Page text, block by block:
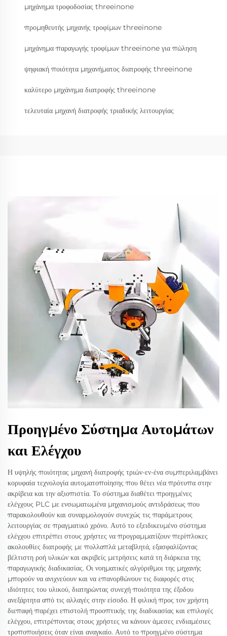
μηχάνημα τροφοδοσίας threeinone
προμηθευτής μηχανής τροφίμων threeinone
μηχάνημα παραγωγής τροφίμων threeinone για πώληση
ψηφιακή ποιότητα μηχανήματος διατροφής threeinone
καλύτερο μηχάνημα διατροφής threeinone
τελευταία μηχανή διατροφής τριαδικής λειτουργίας
Προηγμένο Σύστημα Αυτομάτων
και Ελέγχου
Η υψηλής ποιότητας μηχανή διατροφής τριών-εν-ένα συμπεριλαμβάνει
κορυφαία τεχνολογία αυτοματοποίησης που θέτει νέα πρότυπα στην
ακρίβεια και την αξιοπιστία. Το σύστημα διαθέτει προηγμένες
ελέγχους PLC με ενσωματωμένα μηχανισμούς αντιδράσεως που
παρακολουθούν και συναρμολογούν συνεχώς τις παράμετρους
λειτουργίας σε πραγματικό χρόνο. Αυτό το εξειδικευμένο σύστημα
ελέγχου επιτρέπει στους χρήστες να προγραμματίζουν περίπλοκες
ακολουθίες διατροφής με πολλαπλά μεταβλητά, εξασφαλίζοντας
βέλτιστη ροή υλικών και ακριβείς μετρήσεις κατά τη διάρκεια της
παραγωγικής διαδικασίας. Οι νοηματικές αλγόριθμοι της μηχανής
μπορούν να ανιχνεύουν και να επανορθώνουν τις διαφορές στις
ιδιότητες του υλικού, διατηρώντας συνεχή ποιότητα της έξοδου
ανεξάρτητα από τις αλλαγές στην είσοδο. Η φιλική προς τον χρήστη
διεπαφή παρέχει επιστολή προοπτικής της διαδικασίας και επιλογές
ελέγχου, επιτρέποντας στους χρήστες να κάνουν άμεσες ενδιαμέσιες
τροποποιήσεις όταν είναι αναγκαίο. Αυτό το προηγμένο σύστημα